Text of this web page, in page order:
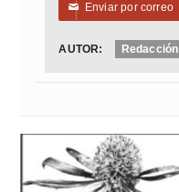
✉ Enviar por correo
AUTOR: Redacción